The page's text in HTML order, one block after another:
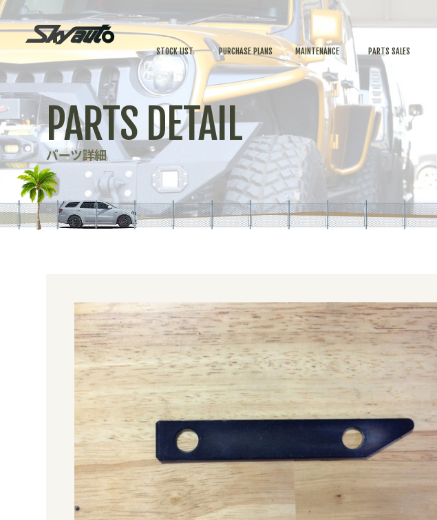
STOCK LIST PURCHASE PLANS MAINTENANCE PARTS SALES
PARTS DETAIL
パーツ詳細